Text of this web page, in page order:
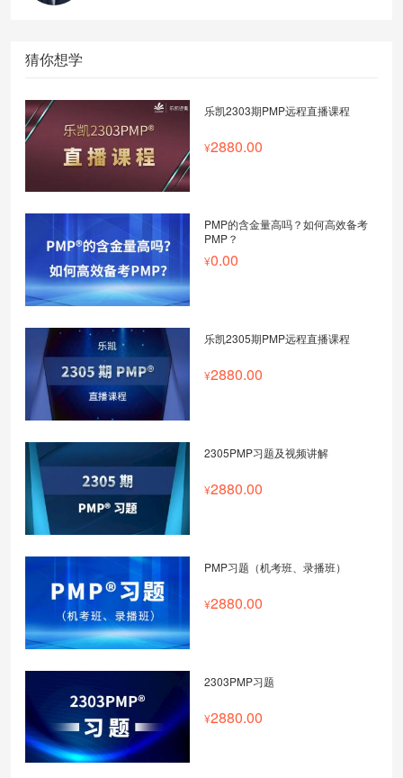
猜你想学
乐凯2303期PMP远程直播课程
2880.00
PMP的含金量高吗？如何高效备考
PMP？
0.00
乐凯2305期PMP远程直播课程
2880.00
2305PMP习题及视频讲解
2880.00
PMP习题（机考班、录播班）
2880.00
2303PMP习题
2880.00